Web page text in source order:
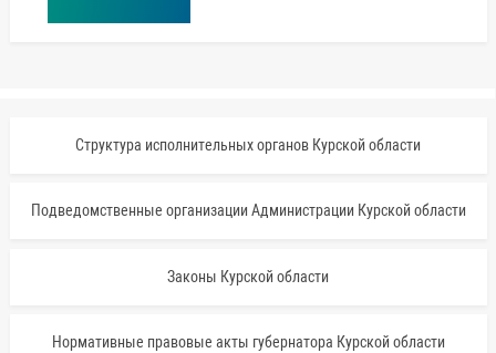
Структура исполнительных органов Курской области
Подведомственные организации Администрации Курской области
Законы Курской области
Нормативные правовые акты губернатора Курской области